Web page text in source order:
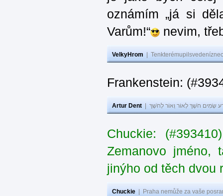
oznámím „já si
Varům!“
nevim,
VelkyHrom
Frankenstein:
Artur Dent שָׂמִים חֹשֶׁךְ לְאוֹר וְאוֹר לְחֹשֶׁךְ
Chuckie:
Zemanovo jméno,
jinýho od těch dvou
Chuckie Praha nemůže za vaše